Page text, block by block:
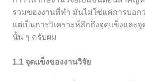
รวมของงานที่ทำ มันไม่ใช่แค่การบอกว่
แต่เป็นการวิเคราะห์ลึกถึงจุดแข็งและ
นั้น ๆ ครับผม
1.1 จุดแข็งของงานวิจัย